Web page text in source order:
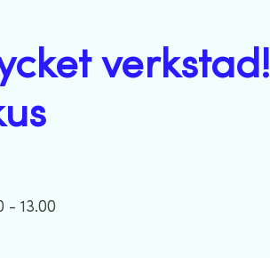
verkstad!
- 13.00